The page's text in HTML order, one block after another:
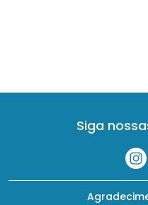
Siga